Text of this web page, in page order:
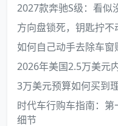
2027款奔驰S级：看似
方向盘锁死，钥匙拧不
如何自己动手去除车
2026年美国2.5万美元
3万美元预算如何买到
时代车行购车指南：
细节